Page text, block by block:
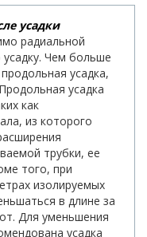
усадки
радиальной
Чем больше
усадка,
усадка
как
из которого
трубки, ее
того, при
изолируемых
в длине за
Для уменьшения
усадка